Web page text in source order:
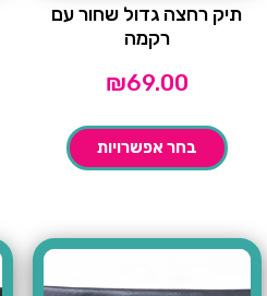
תיק רחצה גדול שחור עם
רקמה
₪69.00
בחר אפשרויות